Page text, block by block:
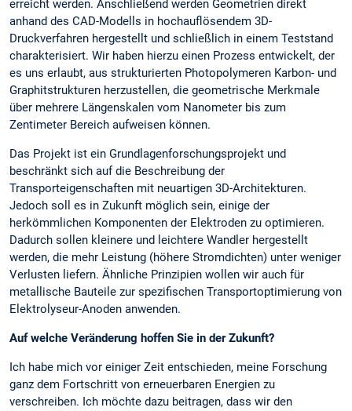
erreicht werden. Anschließend werden Geometrien direkt
anhand des CAD-Modells in hochauflösendem 3D-
Druckverfahren hergestellt und schließlich in einem Teststand
charakterisiert. Wir haben hierzu einen Prozess entwickelt, der
es uns erlaubt, aus strukturierten Photopolymeren Karbon- und
Graphitstrukturen herzustellen, die geometrische Merkmale
über mehrere Längenskalen vom Nanometer bis zum
Zentimeter Bereich aufweisen können.
Das Projekt ist ein Grundlagenforschungsprojekt und
beschränkt sich auf die Beschreibung der
Transporteigenschaften mit neuartigen 3D-Architekturen.
Jedoch soll es in Zukunft möglich sein, einige der
herkömmlichen Komponenten der Elektroden zu optimieren.
Dadurch sollen kleinere und leichtere Wandler hergestellt
werden, die mehr Leistung (höhere Stromdichten) unter weniger
Verlusten liefern. Ähnliche Prinzipien wollen wir auch für
metallische Bauteile zur spezifischen Transportoptimierung von
Elektrolyseur-Anoden anwenden.
Auf welche Veränderung hoffen Sie in der Zukunft?
Ich habe mich vor einiger Zeit entschieden, meine Forschung
ganz dem Fortschritt von erneuerbaren Energien zu
verschreiben. Ich möchte dazu beitragen, dass wir den